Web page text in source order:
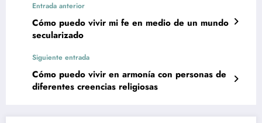
Entrada anterior
Cómo puedo vivir mi fe en medio de un mundo
secularizado
Siguiente entrada
Cómo puedo vivir en armonía con personas de
diferentes creencias religiosas